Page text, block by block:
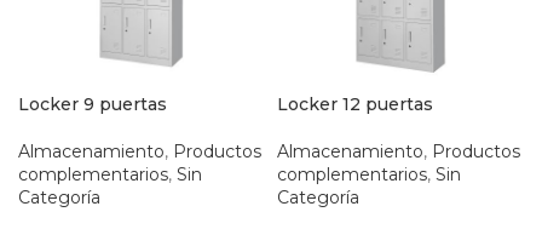
Locker 9 puertas
Almacenamiento, Productos
complementarios, Sin
Categoría
Locker 12 puertas
Almacenamiento, Productos
complementarios, Sin
Categoría